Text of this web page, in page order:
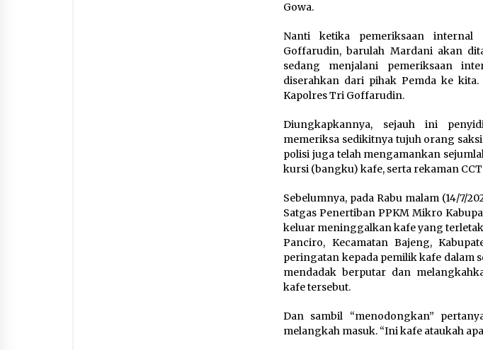
Gowa.
Nanti ketika pemeriksaan
Goffarudin, barulah Mardani akan
sedang menjalani pemeriksaan
diserahkan dari pihak Pemda ke
Kapolres Tri Goffarudin.
Diungkapkannya, sejauh ini
memeriksa sedikitnya tujuh orang
polisi juga telah mengamankan
kursi (bangku) kafe, serta rekaman
Sebelumnya, pada Rabu malam (14/7/
Satgas Penertiban PPKM Mikro
keluar meninggalkan kafe yang
Panciro, Kecamatan Bajeng,
peringatan kepada pemilik kafe dalam
mendadak berputar dan
kafe tersebut.
Dan sambil “menodongkan”
melangkah masuk. “Ini kafe ataukah